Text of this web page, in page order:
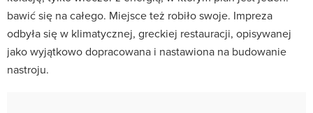
bawić się na całego. Miejsce też robiło swoje. Impreza
odbyła się w klimatycznej, greckiej restauracji, opisywanej
jako wyjątkowo dopracowana i nastawiona na budowanie
nastroju.